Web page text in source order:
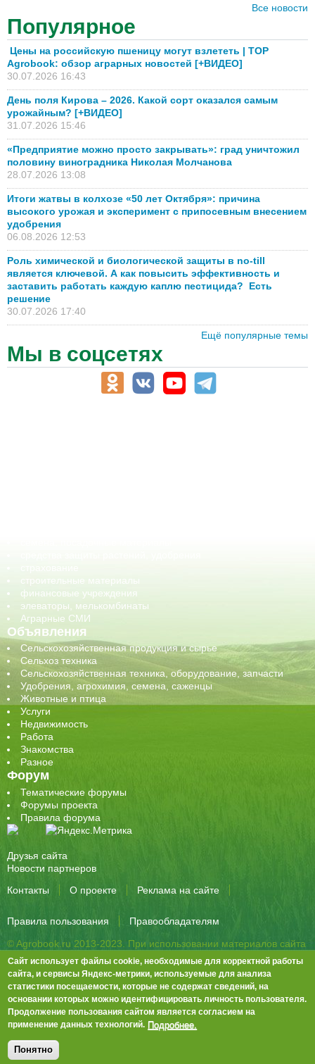
Все новости
Популярное
Цены на российскую пшеницу могут взлететь | TOP
Agrobook: обзор аграрных новостей [+ВИДЕО]
30.07.2026 16:43
День поля Кирова – 2026. Какой сорт оказался самым
урожайным? [+ВИДЕО]
31.07.2026 15:46
«Предприятие можно просто закрывать»: град уничтожил
половину виноградника Николая Молчанова
28.07.2026 13:08
Итоги жатвы в колхозе «50 лет Октября»: причина
высокого урожая и эксперимент с припосевным внесением
удобрения
06.08.2026 12:53
Роль химической и биологической защиты в no-till
является ключевой. А как повысить эффективность и
заставить работать каждую каплю пестицида? Есть
решение
30.07.2026 17:40
Ещё популярные темы
Мы в соцсетях
строительные материалы
финансовые учреждения
элеваторы, мелькомбинаты
Аграрные СМИ
Объявления
Сельскохозяйственная продукция и сырье
Сельхоз техника
Сельскохозяйственная техника, оборудование, запчасти
Удобрения, агрохимия, семена, саженцы
Животные и птица
Услуги
Недвижимость
Работа
Знакомства
Разное
Форум
Тематические форумы
Форумы проекта
Правила форума
Друзья сайта
Новости партнеров
Контакты
О проекте Реклама на сайте
Правила пользования
Правообладателям
© Agrobook.ru 2013-2023. При использовании материалов сайта
активная ссылка на публикацию обязательна.
344000, Ростов-на-Дону, ул. Города Волос, д.6, 8 этаж, офис 803
Тел./факс: +7 (863) 282-83-13 e-mail:info@agrobook.ru
Возрастная категория сайта: 16+. Объявления на сайте не
премодерируются.Положение о защите персональных данных
Гала Алиевна Каймакчи – редактор, тел.: (863) 282-83-13
info@agrobook.ru
Сайт использует файлы cookie, необходимые для корректной работы
сайта, и сервисы Яндекс-метрики, используемые для анализа
статистики посещаемости, которые не содержат сведений, на
основании которых можно идентифицировать личность пользователя.
Продолжение пользования сайтом является согласием на
применение данных технологий. Подробнее.
Понятно